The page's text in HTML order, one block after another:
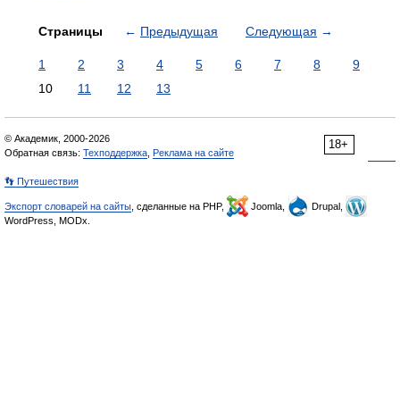
Страницы ← Предыдущая Следующая →
1 2 3 4 5 6 7 8
9
10
11 12 13
18+
© Академик, 2000-2026
Обратная связь: Техподдержка Реклама на сайте
👣 Путешествия
Экспорт словарей на сайты , сделанные на PHP, Joomla,
Drupal,
WordPress, MODx.